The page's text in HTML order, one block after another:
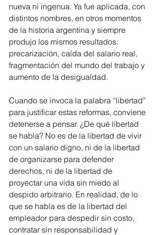
nueva ni ingenua. Ya fue aplicada, con
distintos nombres, en otros momentos
de la historia argentina y siempre
produjo los mismos resultados:
precarización, caída del salario real,
fragmentación del mundo del trabajo y
aumento de la desigualdad.
Cuando se invoca la palabra “libertad”
para justificar estas reformas, conviene
detenerse a pensar. ¿De qué libertad
se habla? No es de la libertad de vivir
con un salario digno, ni de la libertad
de organizarse para defender
derechos, ni de la libertad de
proyectar una vida sin miedo al
despido arbitrario. En realidad, de lo
que se habla es de la libertad del
empleador para despedir sin costo,
contratar sin responsabilidad y